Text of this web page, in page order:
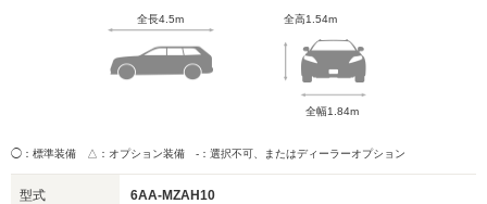
全長4.5m 全高1.54m
全幅1.84m
◯：標準装備 △：オプション装備 -：選択不可、またはディーラーオプション
型式 6AA-MZAH10